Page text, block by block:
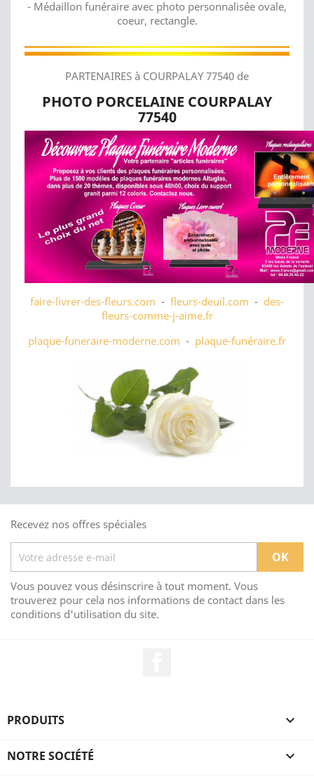
- Médaillon funéraire avec photo personnalisée ovale,
coeur, rectangle.
PARTENAIRES à COURPALAY 77540 de
PHOTO PORCELAINE COURPALAY
77540
faire-livrer-des-fleurs.com - fleurs-deuil.com - des-
fleurs-comme-j-aime.fr
plaque-funeraire-moderne.com - plaque-funéraire.fr
Recevez nos offres spéciales
Vous pouvez vous désinscrire à tout moment. Vous
trouverez pour cela nos informations de contact dans les
conditions d'utilisation du site.
PRODUITS 
NOTRE SOCIÉTÉ 